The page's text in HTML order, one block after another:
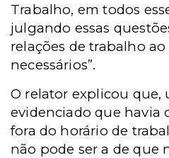
Trabalho, em todos
julgando essas
relações de trabalho
necessários”.
O relator explicou que,
evidenciado que havia
fora do horário de
não pode ser a de que